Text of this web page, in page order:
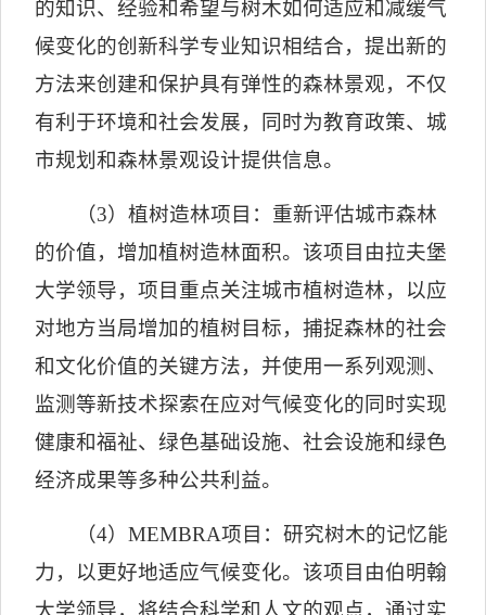
的知识、经验和希望与树木如何适应和减缓气
候变化的创新科学专业知识相结合，提出新的
方法来创建和保护具有弹性的森林景观，不仅
有利于环境和社会发展，同时为教育政策、城
市规划和森林景观设计提供信息。
（3）植树造林项目：重新评估城市森林
的价值，增加植树造林面积。该项目由拉夫堡
大学领导，项目重点关注城市植树造林，以应
对地方当局增加的植树目标，捕捉森林的社会
和文化价值的关键方法，并使用一系列观测、
监测等新技术探索在应对气候变化的同时实现
健康和福祉、绿色基础设施、社会设施和绿色
经济成果等多种公共利益。
（4） MEMBRA项目：研究树木的记忆能
力，以更好地适应气候变化。该项目由伯明翰
大学领导，将结合科学和人文的观点，通过实